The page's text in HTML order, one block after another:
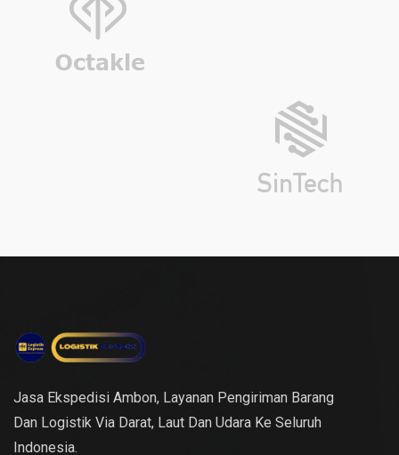
Jasa Ekspedisi Ambon, Layanan Pengiriman Barang
Dan Logistik Via Darat, Laut Dan Udara Ke Seluruh
Indonesia.